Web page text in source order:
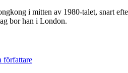
i mitten av 1980-talet, snart
bor han i London.